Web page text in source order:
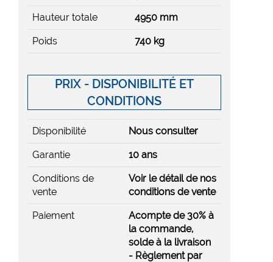
Hauteur totale 4950 mm
Poids 740 kg
PRIX - DISPONIBILITÉ ET
CONDITIONS
Disponibilité Nous consulter
Garantie 10 ans
Conditions de
vente
Voir le détail de nos
conditions de vente
Paiement
Acompte de 30% à
la commande,
solde à la livraison
- Règlement par